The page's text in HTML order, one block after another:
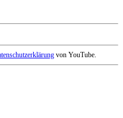
von YouTube.